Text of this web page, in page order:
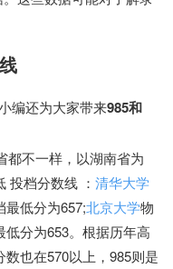
编还为大家带来985和
都不一样，以湖南省为
投档分数线 ： 清华大学
最低分为657;北京大学物
分为653。根据历年高
也在570以上，985则是